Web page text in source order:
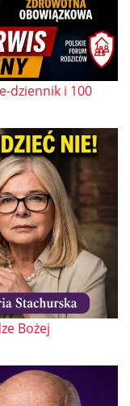
dziennik i 100
Bożej